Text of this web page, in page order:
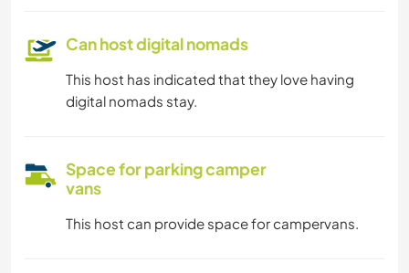
Can host digital nomads
This host has indicated that they love having
digital nomads stay.
Space for parking camper
vans
This host can provide space for campervans.